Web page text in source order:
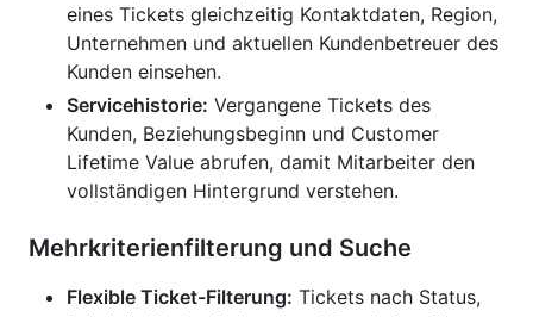
eines Tickets gleichzeitig Kontaktdaten, Region,
Unternehmen und aktuellen Kundenbetreuer des
Kunden einsehen.
Servicehistorie: Vergangene Tickets des
Kunden, Beziehungsbeginn und Customer
Lifetime Value abrufen, damit Mitarbeiter den
vollständigen Hintergrund verstehen.
Mehrkriterienfilterung und Suche
Flexible Ticket-Filterung: Tickets nach Status,